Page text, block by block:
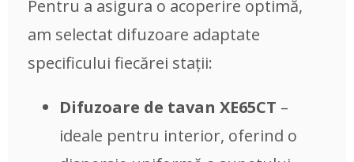
Pentru a asigura o acoperire optimă,
am selectat difuzoare adaptate
specificului fiecărei stații:
Difuzoare de tavan XE65CT –
ideale pentru interior, oferind o